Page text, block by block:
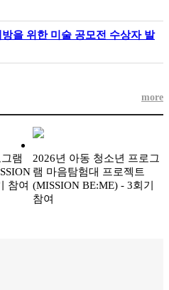
을 위한 미술 공모전 수상자 발
more
램
참여
2026년 아동 청소년 프로그
램 마음탐험대 프로젝트
(MISSION BE:ME) - 3회기
참여